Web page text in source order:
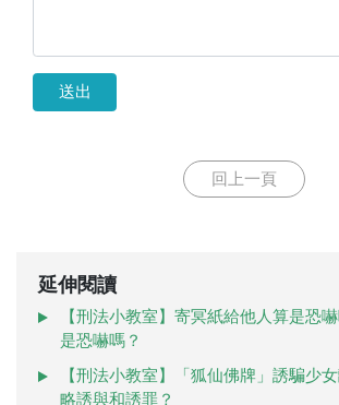
送出
回上一頁
延伸閱讀
【刑法小教室】寄冥紙給他人算是恐
是恐嚇嗎？
【刑法小教室】「狐仙佛牌」誘騙少
略誘與和誘罪？